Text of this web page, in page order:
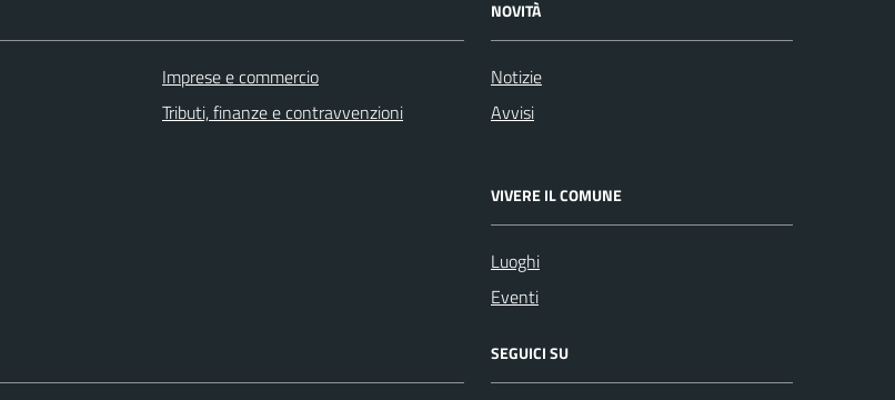
Imprese e commercio
Tributi, finanze e contravvenzioni
NOVITÀ
Notizie
Avvisi
VIVERE IL COMUNE
Luoghi
Eventi
SEGUICI SU